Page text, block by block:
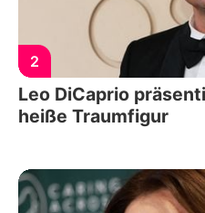
2
Leo DiCaprio
heiße Traumfigur